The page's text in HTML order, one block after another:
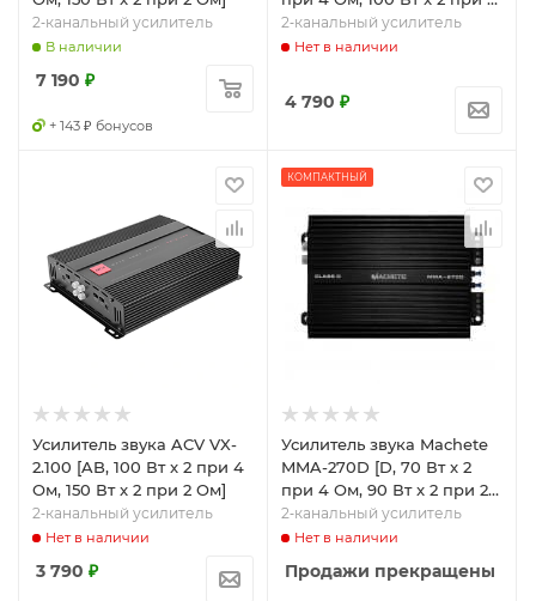
2‑канальный усилитель
В наличии
7 190 ₽
+ 143 ₽ бонусов
Ом]
2‑канальный усилитель
Нет в наличии
4 790 ₽
Усилитель звука ACV VX-
2.100 [AB, 100 Вт x 2 при 4
Ом, 150 Вт x 2 при 2 Ом]
2‑канальный усилитель
Нет в наличии
3 790 ₽
КОМПАКТНЫЙ
Усилитель звука Machete
MMA-270D [D, 70 Вт x 2
при 4 Ом, 90 Вт x 2 при 2
Ом]
2‑канальный усилитель
Нет в наличии
Продажи прекращены